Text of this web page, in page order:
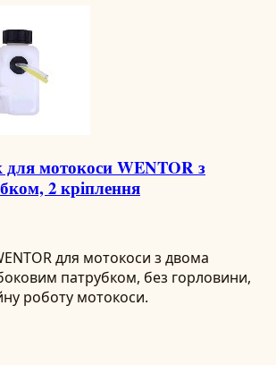
мотокоси WENTOR з
2 кріплення
для мотокоси з двома
патрубком, без горловини,
роботу мотокоси.